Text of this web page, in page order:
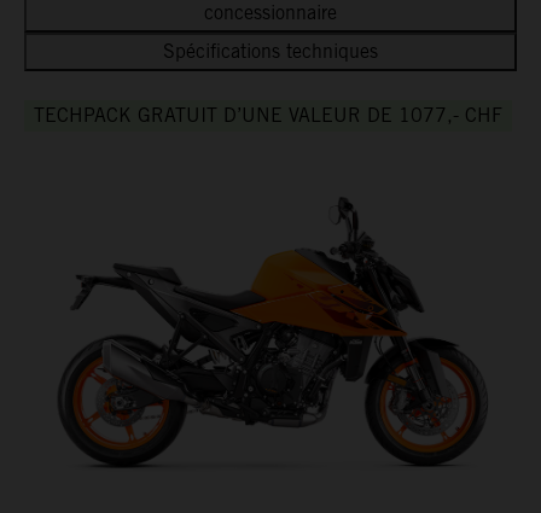
concessionnaire
Spécifications techniques
TECHPACK GRATUIT D’UNE VALEUR DE 1077,- CHF